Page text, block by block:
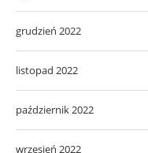
grudzień 2022
listopad 2022
październik 2022
wrzesień 2022